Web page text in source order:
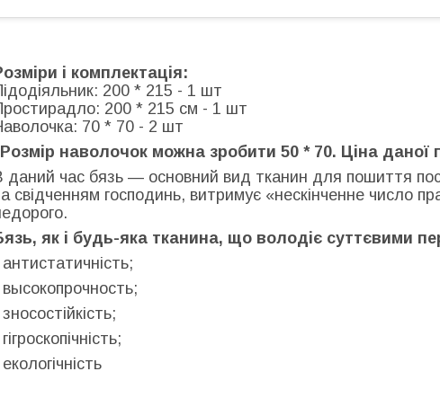
і комплектація:
200 * 215 - 1 шт
200 * 215 см - 1 шт
70 * 70 - 2 шт
наволочок можна зробити 50 * 70. Ціна даної
даний час бязь — основний вид тканин для пошиття
свідченням господинь, витримує «нескінченне число
як і будь-яка тканина, що володіє суттєвими
высокопрочность;